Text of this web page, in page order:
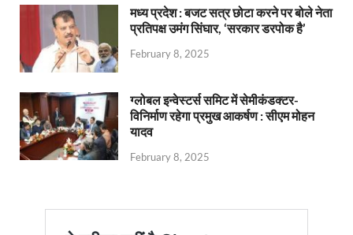
मध्य प्रदेश : बजट सत्र छोटा करने पर बोले नेता
प्रतिपक्ष उमंग सिंघार, ‘सरकार डरपोक है’
February 8, 2025
ग्लोबल इन्वेस्टर्स समिट में सेमीकंडक्टर-
विनिर्माण रहेगा प्रमुख आकर्षण : सीएम मोहन
यादव
February 8, 2025